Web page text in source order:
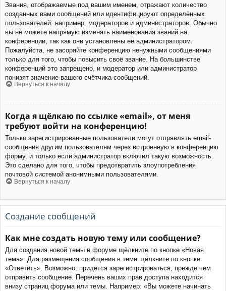
Звания, отображаемые под вашим именем, отражают количество
созданных вами сообщений или идентифицируют определённых
пользователей: например, модераторов и администраторов. Обычно
вы не можете напрямую изменять наименования званий на
конференции, так как они установлены её администратором.
Пожалуйста, не засоряйте конференцию ненужными сообщениями
только для того, чтобы повысить своё звание. На большинстве
конференций это запрещено, и модератор или администратор
понизят значение вашего счётчика сообщений.
Вернуться к началу
Когда я щёлкаю по ссылке «email», от меня
требуют войти на конференцию!
Только зарегистрированные пользователи могут отправлять email-
сообщения другим пользователям через встроенную в конференцию
форму, и только если администратор включил такую возможность.
Это сделано для того, чтобы предотвратить злоупотребления
почтовой системой анонимными пользователями.
Вернуться к началу
Создание сообщений
Как мне создать новую тему или сообщение?
Для создания новой темы в форуме щёлкните по кнопке «Новая
тема». Для размещения сообщения в теме щёлкните по кнопке
«Ответить». Возможно, придётся зарегистрироваться, прежде чем
отправить сообщение. Перечень ваших прав доступа находится
внизу страниц форума или темы. Например: «Вы можете начинать